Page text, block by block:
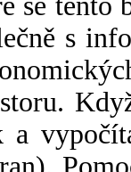
s
a